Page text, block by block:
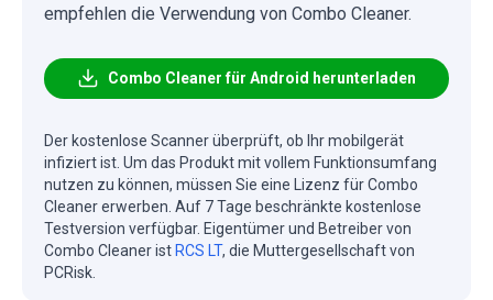
empfehlen die Verwendung von Combo Cleaner.
Combo Cleaner für Android herunterladen
Der kostenlose Scanner überprüft, ob Ihr mobilgerät
infiziert ist. Um das Produkt mit vollem Funktionsumfang
nutzen zu können, müssen Sie eine Lizenz für Combo
Cleaner erwerben. Auf 7 Tage beschränkte kostenlose
Testversion verfügbar. Eigentümer und Betreiber von
Combo Cleaner istRCS LT, die Muttergesellschaft von
PCRisk.